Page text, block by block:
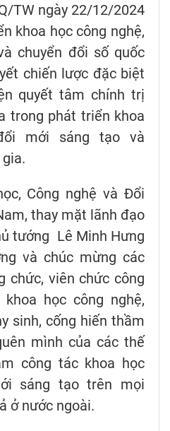
TW ngày 22/12/2024
khoa học công nghệ,
chuyển đổi số quốc
chiến lược đặc biệt
quyết tâm chính trị
trong phát triển khoa
mới sáng tạo và
Công nghệ và Đổi
thay mặt lãnh đạo
tướng Lê Minh Hưng
và chúc mừng các
chức, viên chức công
học công nghệ,
sinh, cống hiến thầm
mình của các thế
công tác khoa học
sáng tạo trên mọi
ở nước ngoài.